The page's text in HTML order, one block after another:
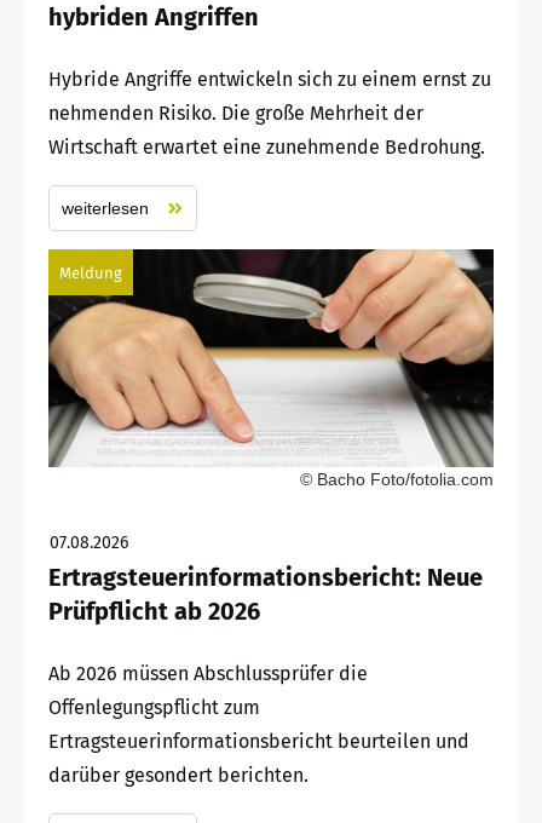
hybriden Angriffen
Hybride Angriffe entwickeln sich zu einem ernst zu
nehmenden Risiko. Die große Mehrheit der
Wirtschaft erwartet eine zunehmende Bedrohung.
weiterlesen
Meldung
© Bacho Foto/fotolia.com
07.08.2026
Ertragsteuerinformationsbericht: Neue
Prüfpflicht ab 2026
Ab 2026 müssen Abschlussprüfer die
Offenlegungspflicht zum
Ertragsteuerinformationsbericht beurteilen und
darüber gesondert berichten.